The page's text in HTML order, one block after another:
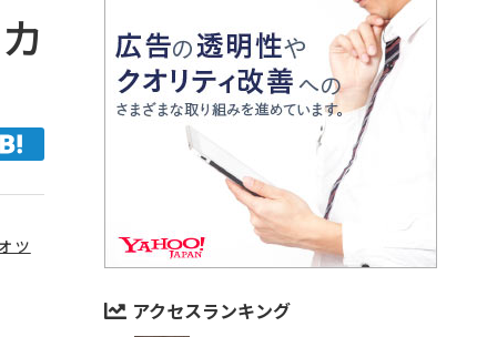
ッ
アクセスランキング